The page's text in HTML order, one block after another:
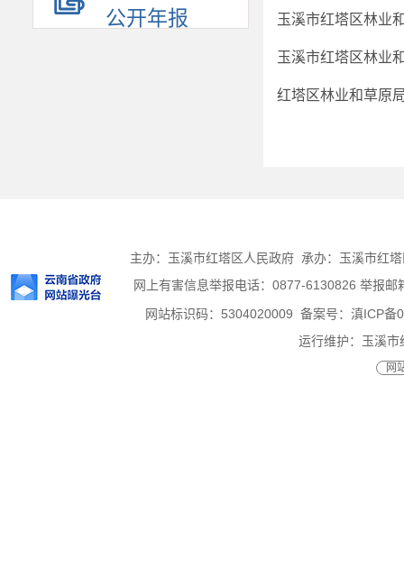
公开年报
玉溪市红塔区林业
玉溪市红塔区林业
主办：玉溪市红塔区人民政府 承办：玉溪市红
网上有害信息举报电话：0877-6130826 举报邮
网站标识码：5304020009备案号：滇ICP备
运行维护：玉溪
网